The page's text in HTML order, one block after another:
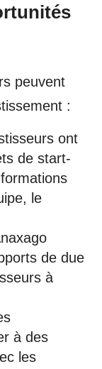
peuvent
:
ont
de start-
le
de due
à
à des
les